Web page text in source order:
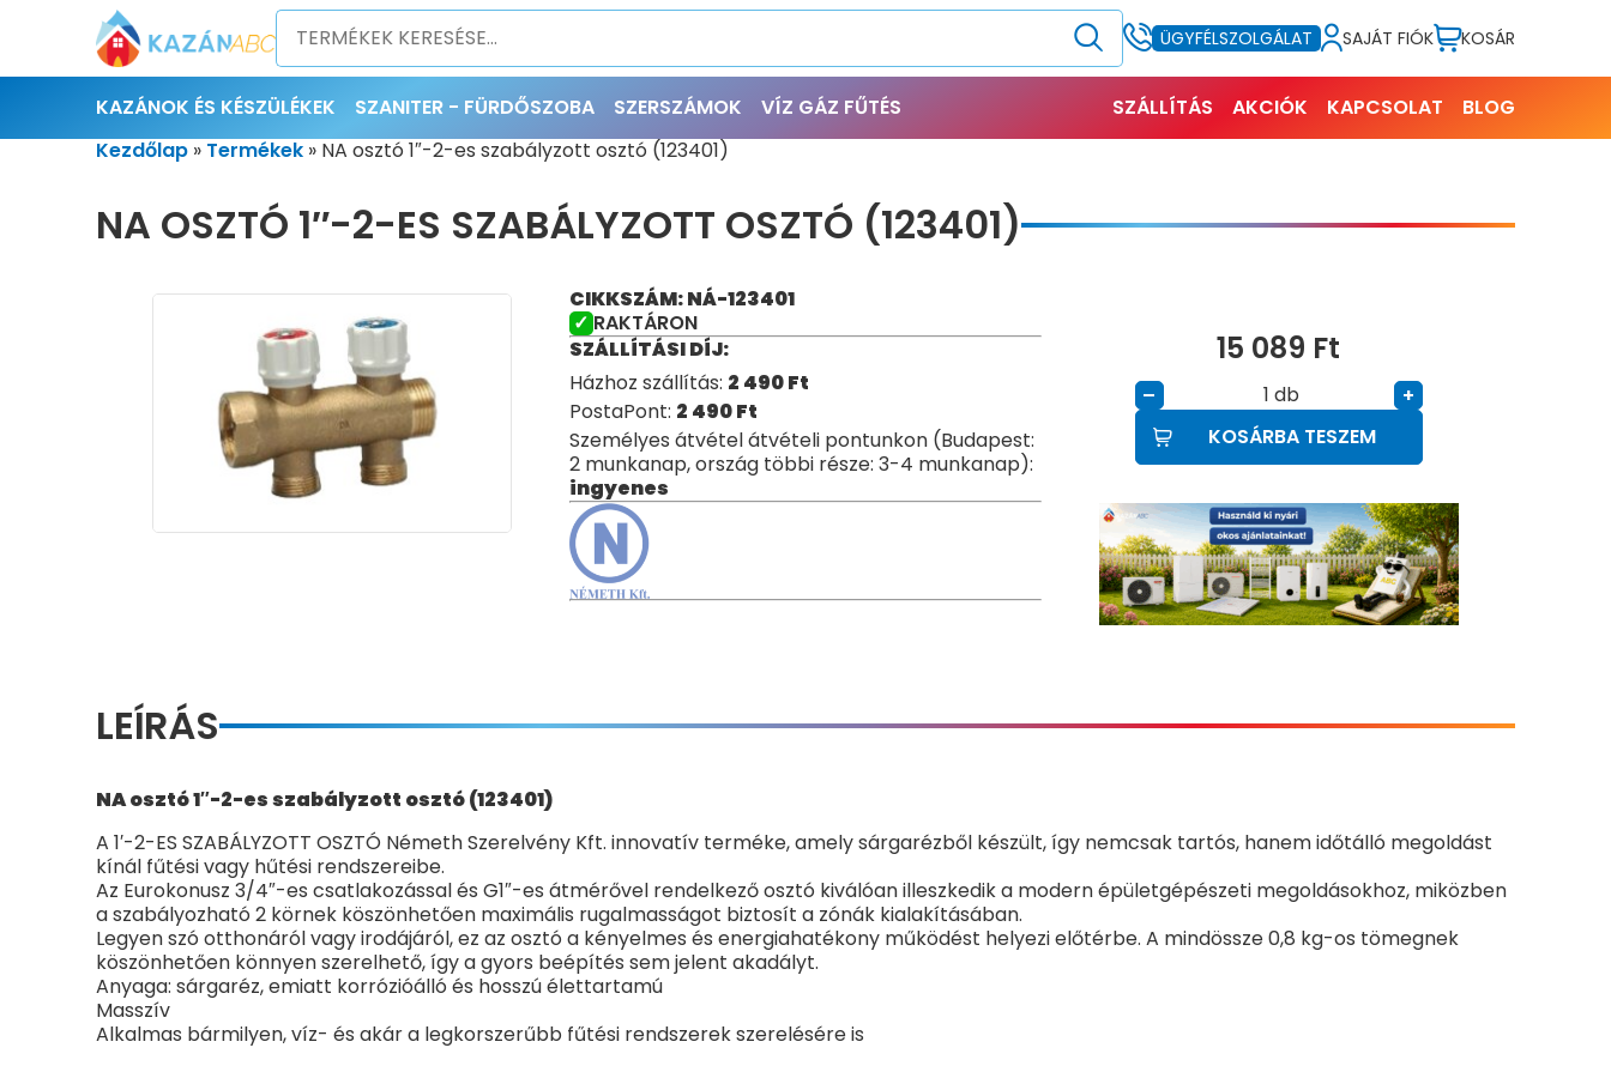
ÜGYFÉLSZOLGÁLAT SAJÁT FIÓK KOSÁR
KAZÁNOK ÉS KÉSZÜLÉKEK SZANITER - FÜRDŐSZOBA SZERSZÁMOK VÍZ GÁZ FŰTÉS SZÁLLÍTÁS AKCIÓK KAPCSOLAT
BLOG
Kezdőlap » Termékek » NA osztó 1″-2-es szabályzott osztó (123401)
NA OSZTÓ 1″-2-ES SZABÁLYZOTT OSZTÓ (123401)
CIKKSZÁM: NÁ-123401
RAKTÁRON
SZÁLLÍTÁSI DÍJ:
Házhoz szállítás: 2 490Ft
PostaPont: 2 490Ft
Személyes átvétel átvételi pontunkon (Budapest:
2 munkanap, ország többi része: 3-4 munkanap):
ingyenes
15 089 Ft
– db
+
KOSÁRBA TESZEM
LEÍRÁS
NA osztó 1″-2-es szabályzott osztó (123401)
A 1′-2-ES SZABÁLYZOTT OSZTÓ Németh Szerelvény Kft. innovatív terméke, amely sárgarézből készült, így nemcsak tartós, hanem időtálló megoldást
kínál fűtési vagy hűtési rendszereibe.
Az Eurokonusz 3/4″-es csatlakozással és G1″-es átmérővel rendelkező osztó kiválóan illeszkedik a modern épületgépészeti megoldásokhoz, miközben
a szabályozható 2 körnek köszönhetően maximális rugalmasságot biztosít a zónák kialakításában.
Legyen szó otthonáról vagy irodájáról, ez az osztó a kényelmes és energiahatékony működést helyezi előtérbe. A mindössze 0,8 kg-os tömegnek
köszönhetően könnyen szerelhető, így a gyors beépítés sem jelent akadályt.
Anyaga: sárgaréz, emiatt korrózióálló és hosszú élettartamú
Masszív
Alkalmas bármilyen, víz- és akár a legkorszerűbb fűtési rendszerek szerelésére is